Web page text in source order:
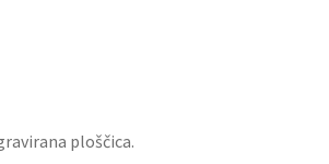
ploščica.